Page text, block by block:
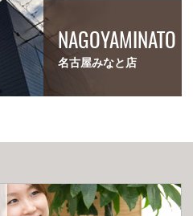
NAGOYAMINATO
名古屋みなと店